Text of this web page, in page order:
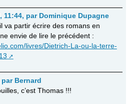
11:44, par Dominique Dupagne
va partir écrire des romans en
envie de lire le précédent :
livres/Dietrich-La-ou-la-terre-
par Bernard
c’est Thomas !!!